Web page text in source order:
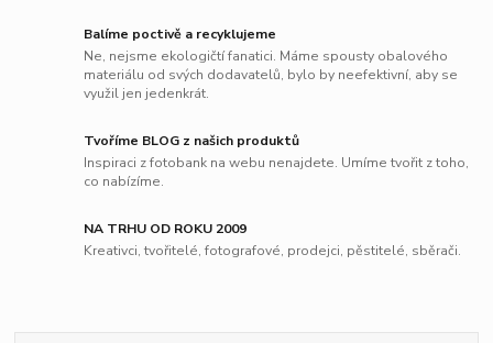
Balíme poctivě a recyklujeme
Ne, nejsme ekologičtí fanatici. Máme spousty obalového
materiálu od svých dodavatelů, bylo by neefektivní, aby se
využil jen jedenkrát.
Tvoříme BLOG z našich produktů
Inspiraci z fotobank na webu nenajdete. Umíme tvořit z toho,
co nabízíme.
NA TRHU OD ROKU 2009
Kreativci, tvořitelé, fotografové, prodejci, pěstitelé, sběrači.